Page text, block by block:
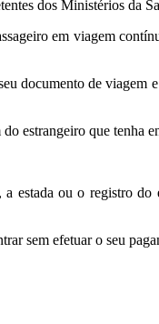
dos Ministérios da
em viagem
documento de viagem
estrangeiro que tenha
ou o registro
sem efetuar o seu